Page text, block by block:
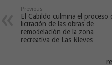
Previous
El Cabildo culmina el proceso
licitación de las obras de
remodelación de la zona
recreativa de Las Nieves